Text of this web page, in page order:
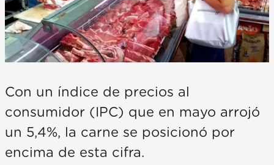
Con un índice de precios al
consumidor (IPC) que en mayo arrojó
un 5,4%, la carne se posicionó por
encima de esta cifra.